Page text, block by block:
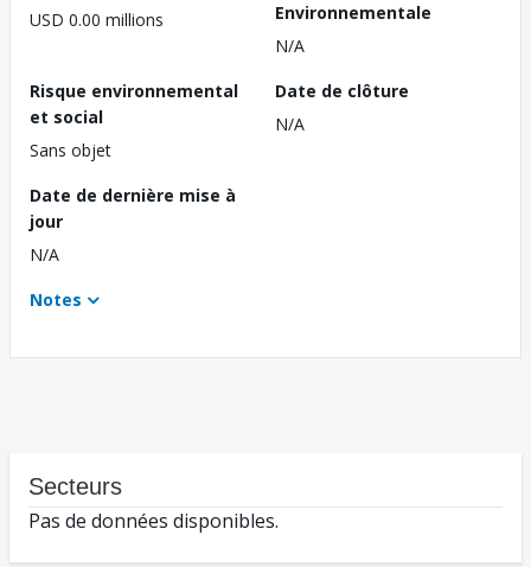
USD 0.00 millions
Environnementale
N/A
Risque environnemental
et social
Sans objet
Date de clôture
N/A
Date de dernière mise à
jour
N/A
Notes
Secteurs
Pas de données disponibles.